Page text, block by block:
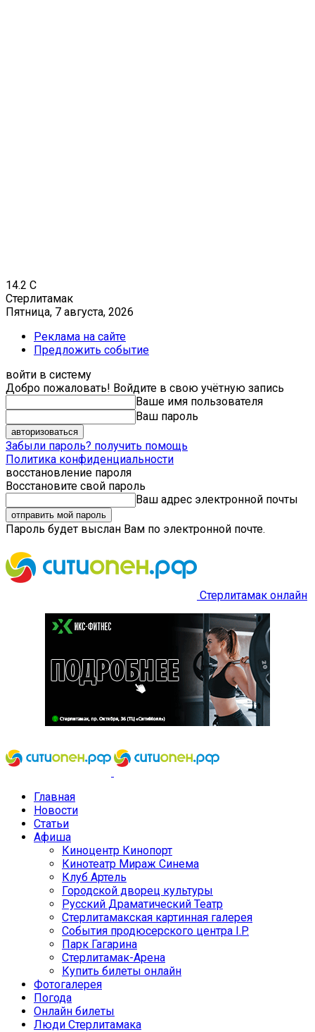
14.2 C
Стерлитамак
Пятница, 7 августа, 2026
Реклама на сайте
Предложить событие
войти в систему
Добро пожаловать! Войдите в свою учётную запись
Ваше имя пользователя
Ваш пароль
Забыли пароль? получить помощь
Политика конфиденциальности
восстановление пароля
Восстановите свой пароль
Ваш адрес электронной почты
Пароль будет выслан Вам по электронной почте.
Стерлитамак онлайн
Главная
Новости
Статьи
Афиша
Киноцентр Кинопорт
Кинотеатр Мираж Синема
Клуб Артель
Городской дворец культуры
Русский Драматический Театр
Стерлитамакская картинная галерея
События продюсерского центра I.P.
Парк Гагарина
Стерлитамак-Арена
Купить билеты онлайн
Фотогалерея
Погода
Онлайн билеты
Люди Стерлитамака